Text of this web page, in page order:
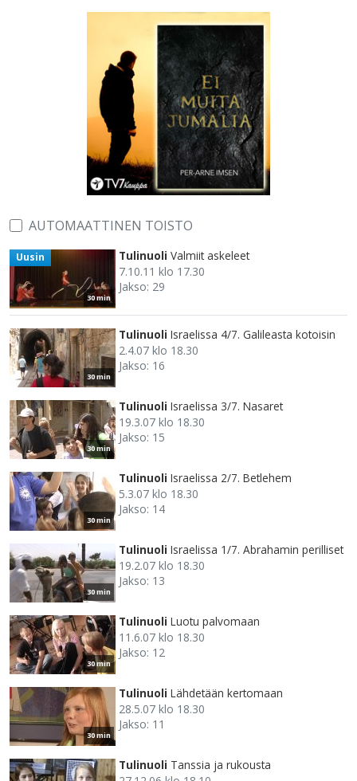
AUTOMAATTINEN TOISTO
30 min
Uusin Tulinuoli Valmiit askeleet
7.10.11 klo 17.30
Jakso: 29
30 min
Tulinuoli Israelissa 4/7. Galileasta kotoisin
2.4.07 klo 18.30
Jakso: 16
30 min
Tulinuoli Israelissa 3/7. Nasaret
19.3.07 klo 18.30
Jakso: 15
30 min
Tulinuoli Israelissa 2/7. Betlehem
5.3.07 klo 18.30
Jakso: 14
30 min
Tulinuoli Israelissa 1/7. Abrahamin perilliset
19.2.07 klo 18.30
Jakso: 13
30 min
Tulinuoli Luotu palvomaan
11.6.07 klo 18.30
Jakso: 12
30 min
Tulinuoli Lähdetään kertomaan
28.5.07 klo 18.30
Jakso: 11
Tulinuoli Tanssia ja rukousta